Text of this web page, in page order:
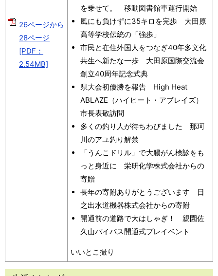
26ページから
28ページ
[PDF：
2.54MB]
を乗せて。 移動図書館車運行開始
風にも負けずに35キロを完歩 大田原
高等学校伝統の「強歩」
市民と在住外国人をつなぎ40年多文化
共生へ新たな一歩 大田原国際交流会
創立40周年記念式典
県大会初優勝を報告 High Heat
ABLAZE（ハイヒート・アブレイズ）
市長表敬訪問
多くの釣り人が待ちわびました 那珂
川のアユ釣り解禁
「うんこドリル」で大腸がん検診をも
っと身近に 栄研化学株式会社からの
寄贈
長年の寄附ありがとうございます 日
之出水道機器株式会社からの寄附
開通前の道路で大はしゃぎ！ 親園佐
久山バイパス開通式プレイベント
いいとこ撮り